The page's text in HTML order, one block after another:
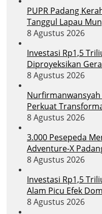
PUPR Padang
Tanggul Lapau
8 Agustus 2026
Investasi Rp1,5
Diproyeksikan
8 Agustus 2026
Perkuat
8 Agustus 2026
3.000 Pesepeda
Adventure-X
8 Agustus 2026
Investasi Rp1,5
Alam Picu Efek
8 Agustus 2026